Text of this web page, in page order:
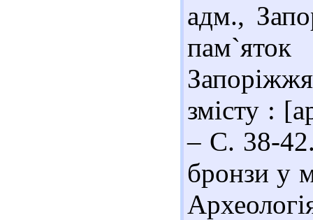
адм.,
змісту :
– С. 38-
бронзи у